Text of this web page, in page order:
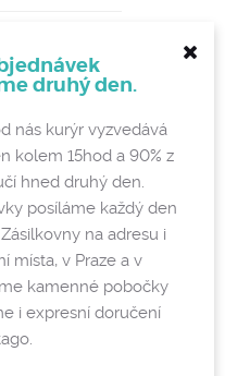
druhý den.
nás kurýr vyzvedává
kolem 15hod a 90% z
hned druhý den.
posíláme každý den
na adresu i
místa, v Praze a v
kamenné pobočky
i expresní doručení